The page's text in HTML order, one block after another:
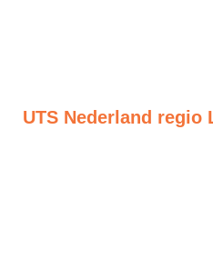
UTS Nederland regio